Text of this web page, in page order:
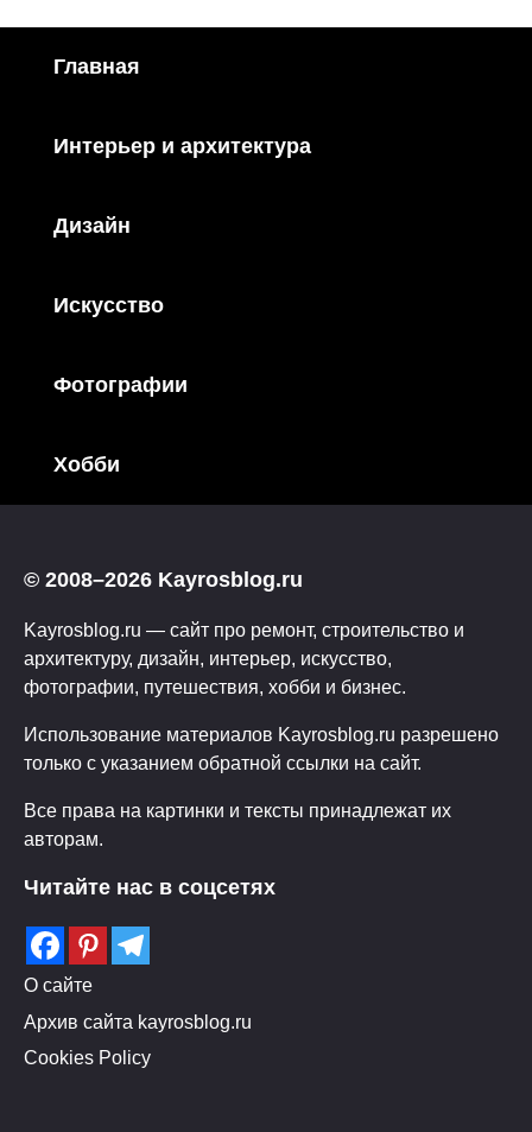
Главная
Интерьер и архитектура
Дизайн
Искусство
Фотографии
Хобби
© 2008–2026 Kayrosblog.ru
Kayrosblog.ru — сайт про ремонт, строительство и
архитектуру, дизайн, интерьер, искусство,
фотографии, путешествия, хобби и бизнес.
Использование материалов Kayrosblog.ru разрешено
только с указанием обратной ссылки на сайт.
Все права на картинки и тексты принадлежат их
авторам.
Читайте нас в соцсетях
О сайте
Архив сайта kayrosblog.ru
Cookies Policy